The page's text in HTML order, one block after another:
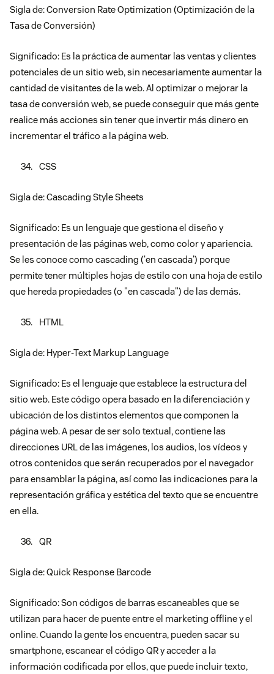
Sigla de: Conversion Rate Optimization (Optimización de la
Tasa de Conversión)
Significado: Es la práctica de aumentar las ventas y clientes
potenciales de un sitio web, sin necesariamente aumentar la
cantidad de visitantes de la web. Al optimizar o mejorar la
tasa de conversión web, se puede conseguir que más gente
realice más acciones sin tener que invertir más dinero en
incrementar el tráfico a la página web.
CSS
Sigla de: Cascading Style Sheets
Significado: Es un lenguaje que gestiona el diseño y
presentación de las páginas web, como color y apariencia.
Se les conoce como cascading ('en cascada') porque
permite tener múltiples hojas de estilo con una hoja de estilo
que hereda propiedades (o "en cascada") de las demás.
HTML
Sigla de: Hyper-Text Markup Language
Significado: Es el lenguaje que establece la estructura del
sitio web. Este código opera basado en la diferenciación y
ubicación de los distintos elementos que componen la
página web. A pesar de ser solo textual, contiene las
direcciones URL de las imágenes, los audios, los vídeos y
otros contenidos que serán recuperados por el navegador
para ensamblar la página, así como las indicaciones para la
representación gráfica y estética del texto que se encuentre
en ella.
QR
Sigla de: Quick Response Barcode
Significado: Son códigos de barras escaneables que se
utilizan para hacer de puente entre el marketing offline y el
online. Cuando la gente los encuentra, pueden sacar su
smartphone, escanear el código QR y acceder a la
información codificada por ellos, que puede incluir texto,